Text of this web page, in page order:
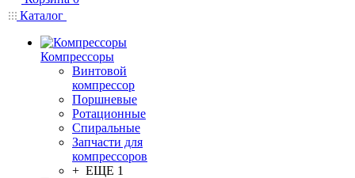
Каталог
Компрессоры
Винтовой
компрессор
Поршневые
Ротационные
Спиральные
Запчасти для
компрессоров
+ ЕЩЕ 1